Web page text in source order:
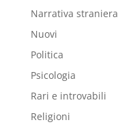
Narrativa straniera
Nuovi
Politica
Psicologia
Rari e introvabili
Religioni